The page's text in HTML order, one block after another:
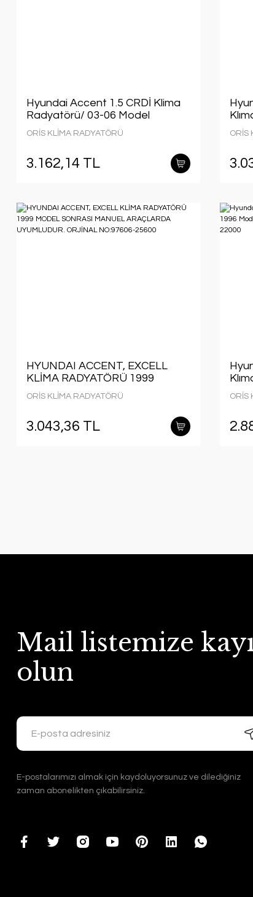
Hyundai Accent 1.5 CRDİ Klima
Radyatörü/ 03-06 Model
aracalara uyumlu/Orjınal
No:97606-25800
ORİS KLİMA RADYATÖRÜ
3.162,14 TL
ORİS
HYUNDAI ACCENT, EXCELL
KLİMA RADYATÖRÜ 1999
MODEL SONRASI MANUEL
ARAÇLARDA UYUMLUDUR.
ORİS KLİMA RADYATÖRÜ
3.043,36 TL
ORİS
Mail listemize
olun
E-postalarımızı almak için kaydoluyorsunuz ve dilediğiniz
zaman abonelikten çıkabilirsiniz.